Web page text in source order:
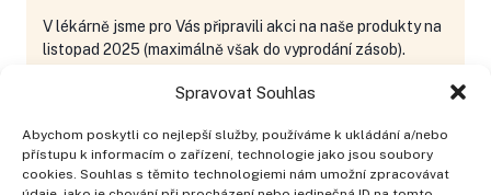
Spravovat Souhlas
Abychom poskytli co nejlepší služby, používáme k ukládání a/nebo
přístupu k informacím o zařízení, technologie jako jsou soubory
cookies. Souhlas s těmito technologiemi nám umožní zpracovávat
V lékárně jsme pro Vás připravili akci na naše produkty na
listopad 2025 (maximálně však do vyprodání zásob).
PŘEČTĚTE SI VÍCEAKCE
LISTOPAD
2025
NEBO
DO
Poliklinika Prosek a. s.